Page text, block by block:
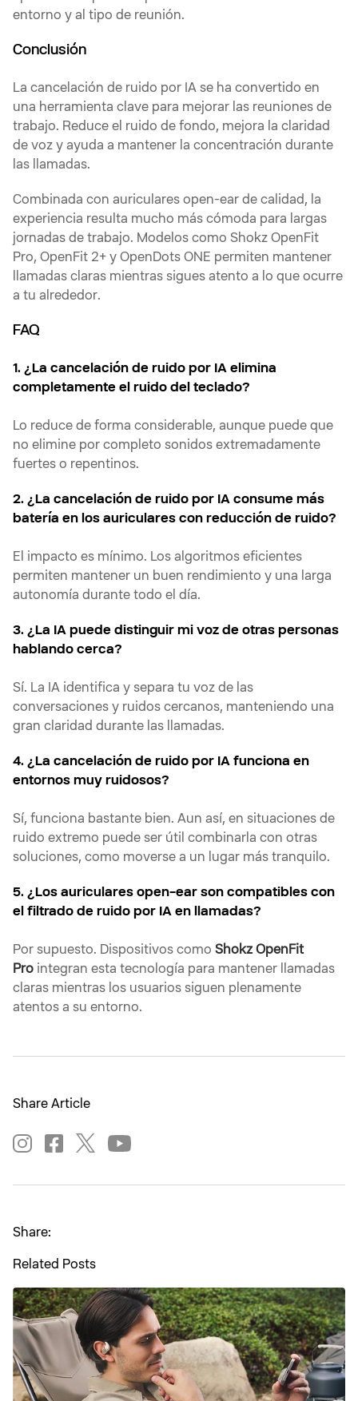
entorno y al tipo de reunión.
Conclusión
La cancelación de ruido por IA se ha convertido en
una herramienta clave para mejorar las reuniones de
trabajo. Reduce el ruido de fondo, mejora la claridad
de voz y ayuda a mantener la concentración durante
las llamadas.
Combinada con auriculares open-ear de calidad, la
experiencia resulta mucho más cómoda para largas
jornadas de trabajo. Modelos como Shokz OpenFit
Pro, OpenFit 2+ y OpenDots ONE permiten mantener
llamadas claras mientras sigues atento a lo que ocurre
a tu alrededor.
FAQ
1. ¿La cancelación de ruido por IA elimina
completamente el ruido del teclado?
Lo reduce de forma considerable, aunque puede que
no elimine por completo sonidos extremadamente
fuertes o repentinos.
2. ¿La cancelación de ruido por IA consume más
batería en los auriculares con reducción de ruido?
El impacto es mínimo. Los algoritmos eficientes
permiten mantener un buen rendimiento y una larga
autonomía durante todo el día.
3. ¿La IA puede distinguir mi voz de otras personas
hablando cerca?
Sí. La IA identifica y separa tu voz de las
conversaciones y ruidos cercanos, manteniendo una
gran claridad durante las llamadas.
4. ¿La cancelación de ruido por IA funciona en
entornos muy ruidosos?
Sí, funciona bastante bien. Aun así, en situaciones de
ruido extremo puede ser útil combinarla con otras
soluciones, como moverse a un lugar más tranquilo.
5. ¿Los auriculares open-ear son compatibles con
el filtrado de ruido por IA en llamadas?
Por supuesto. Dispositivos como Shokz OpenFit
Pro integran esta tecnología para mantener llamadas
claras mientras los usuarios siguen plenamente
atentos a su entorno.
Share Article
Share:
Related Posts